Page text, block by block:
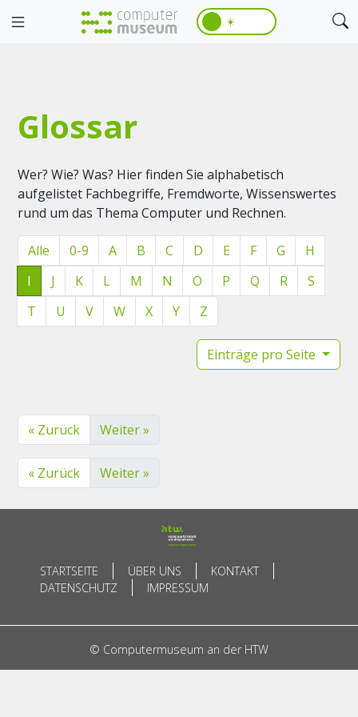
☀️
Glossar
Wer? Wie? Was? Hier finden Sie alphabetisch
aufgelistet Fachbegriffe, Fremdworte, Wissenswertes
rund um das Thema Computer und Rechnen.
Alle 0-9 A B C D E F G
H
I
J K L M N O P Q R
S
T
U V W X Y Z
Einträge pro Seite
« Zurück Weiter »
« Zurück Weiter »
STARTSEITE ÜBER UNS
KONTAKT
DATENSCHUTZ
IMPRESSUM
© Computermuseum an der HTW